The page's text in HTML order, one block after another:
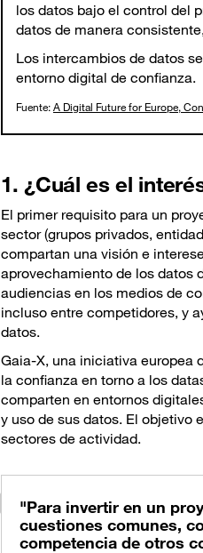
los datos bajo el control del
datos de manera
Los intercambios de datos
entorno digital de confianza.
Fuente:A Digital Future for Europe,
1. ¿Cuál es el
El primer requisito para un
sector (grupos privados,
compartan una visión e
aprovechamiento de los datos
audiencias en los medios de
incluso entre competidores, y
datos.
Gaia-X, una iniciativa europea
la confianza en torno a los
comparten en entornos
y uso de sus datos. El objetivo
sectores de actividad.
"Para invertir en un
cuestiones comunes,
competencia de otros